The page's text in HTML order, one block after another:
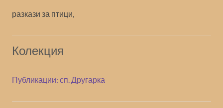
разкази за птици,
Колекция
Публикации: сп. Другарка